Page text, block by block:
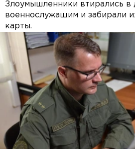
Злоумышленники втирались в
военнослужащим и забирали
карты.